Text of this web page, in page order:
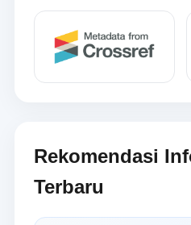
Rekomendasi
Terbaru